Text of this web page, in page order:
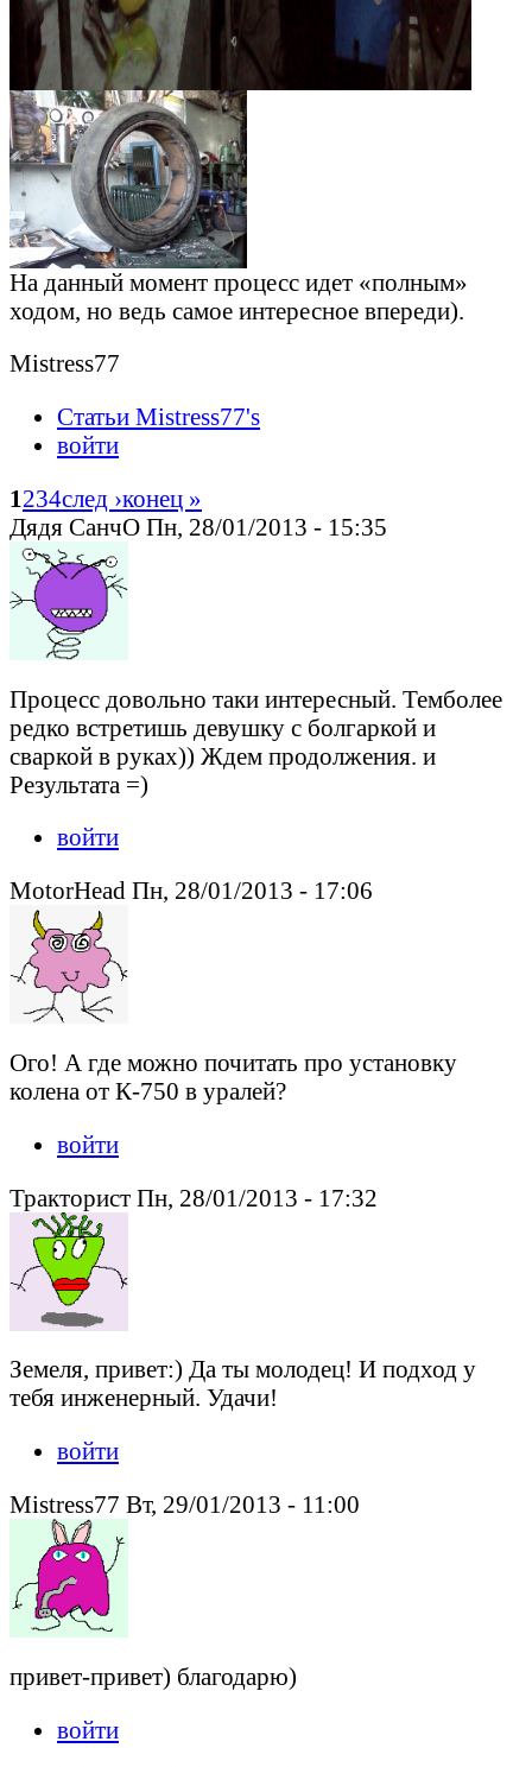
На данный момент процесс идет «полным»
ходом, но ведь самое интересное впереди).
Mistress77
Статьи Mistress77's
войти
1234след ›конец »
Дядя СанчО Пн, 28/01/2013 - 15:35
Процесс довольно таки интересный. Темболее
редко встретишь девушку с болгаркой и
сваркой в руках)) Ждем продолжения. и
Результата =)
войти
MotorHead Пн, 28/01/2013 - 17:06
Ого! А где можно почитать про установку
колена от К-750 в уралей?
войти
Тракторист Пн, 28/01/2013 - 17:32
Земеля, привет:) Да ты молодец! И подход у
тебя инженерный. Удачи!
войти
Mistress77 Вт, 29/01/2013 - 11:00
привет-привет) благодарю)
войти